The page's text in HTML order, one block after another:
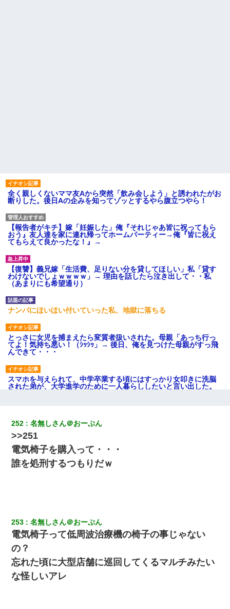
全く親しくないママ友Aから突然「飲み会しよう」と誘われたがお
断りした。後日Aの企みを知ってゾッとするやら腹立つやら！
【報告者がキチ】嫁「妊娠した」俺『それじゃあ皆に祝ってもら
おう』友人達を家に連れ帰ってホームパーティー→俺『皆に祝え
てもらえて良かったな！』→
【復讐】義兄嫁「生活費、足りない分を貸してほしい」私「貸す
わけないでしょｗｗｗｗ」→ 理由を話したら泣き出して・・私
（あまりにも希望通り）
ナンパにほいほい付いていった私、地獄に落ちる
とっさに女児を捕まえたら変質者扱いされた。母親「あっち行っ
てよ！気持ち悪い！（ｼｯｼｯ」→ 後日、俺を見つけた母親がすっ飛
んできて・・・
スマホを与えられて、中学卒業する頃にはすっかり女叩きに洗脳
された弟が、大学進学のために一人暮らししたいと言い出した。
じゃ？）→俺電話「今何してんの？」同僚「シーで並んでるこ
と！」俺「会社にいない？」→次の瞬間、すごい鳥肌が立った
妻と同居し始めたときから、よく妻が「どこかで音漏れしてな
い？音楽聞こえる」と言っていて…
【考察】兄嫁急死の1年後、兄が引越すというので手伝いに行った
ら下着が入った引き出しの奥にとんでもないモノを見つけた
クラスで一人無口で誰とも話さない男子がいた。→修学旅行に来
なかったその男子に女子達がお土産を渡した。5分後…
252 名無しさん＠おーぷん
>>251
電気椅子を購入って・・・
誰を処刑するつもりだｗ
253 名無しさん＠おーぷん
電気椅子って低周波治療機の椅子の事じゃない
の？
忘れた頃に大型店舗に巡回してくるマルチみたい
な怪しいアレ